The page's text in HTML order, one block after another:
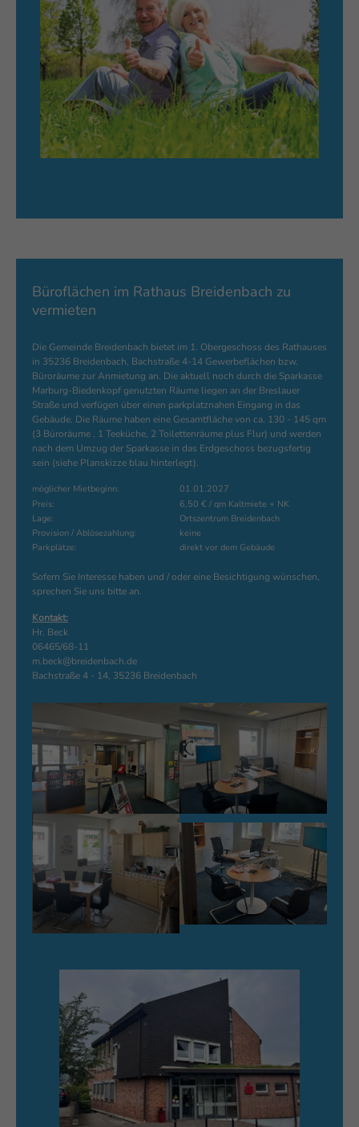
Büroflächen im Rathaus Breidenbach zu
vermieten
Die Gemeinde Breidenbach bietet im 1. Obergeschoss des Rathauses
in 35236 Breidenbach, Bachstraße 4-14 Gewerbeflächen bzw.
Büroräume zur Anmietung an. Die aktuell noch durch die Sparkasse
Marburg-Biedenkopf genutzten Räume liegen an der Breslauer
Straße und verfügen über einen parkplatznahen Eingang in das
Gebäude. Die Räume haben eine Gesamtfläche von ca. 130 - 145 qm
(3 Büroräume , 1 Teeküche, 2 Toilettenräume plus Flur) und werden
nach dem Umzug der Sparkasse in das Erdgeschoss bezugsfertig
sein (siehe Planskizze blau hinterlegt).
möglicher Mietbeginn:
01.01.2027
Preis:
6,50 € / qm Kaltmiete + NK
Lage:
Ortszentrum Breidenbach
Provision / Ablösezahlung:
keine
Parkplätze:
direkt vor dem Gebäude
Sofern Sie Interesse haben und / oder eine Besichtigung wünschen,
sprechen Sie uns bitte an.
Kontakt:
Hr. Beck
06465/68-11
m.beck@breidenbach.de
Bachstraße 4 - 14, 35236 Breidenbach